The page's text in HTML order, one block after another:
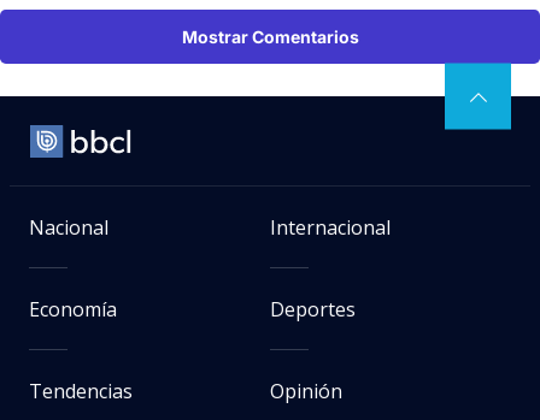
Mostrar Comentarios
Nacional Internacional
Economía Deportes
Tendencias Opinión